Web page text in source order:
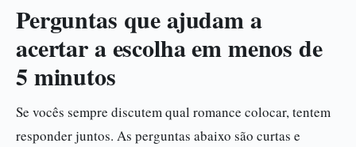
Perguntas que ajudam a
acertar a escolha em menos de
5 minutos
Se vocês sempre discutem qual romance colocar, tentem
responder juntos. As perguntas abaixo são curtas e